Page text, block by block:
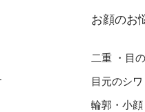
お顔のお
⼆重 ・⽬
⽬元のシ
輪郭・⼩